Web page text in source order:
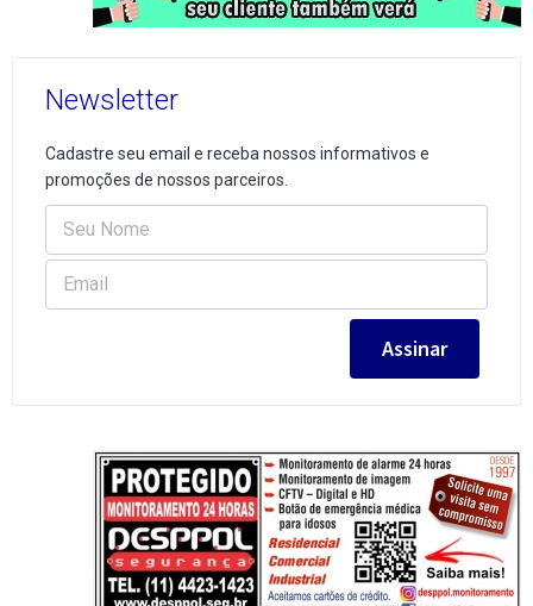
Newsletter
Cadastre seu email e receba nossos informativos e
promoções de nossos parceiros.